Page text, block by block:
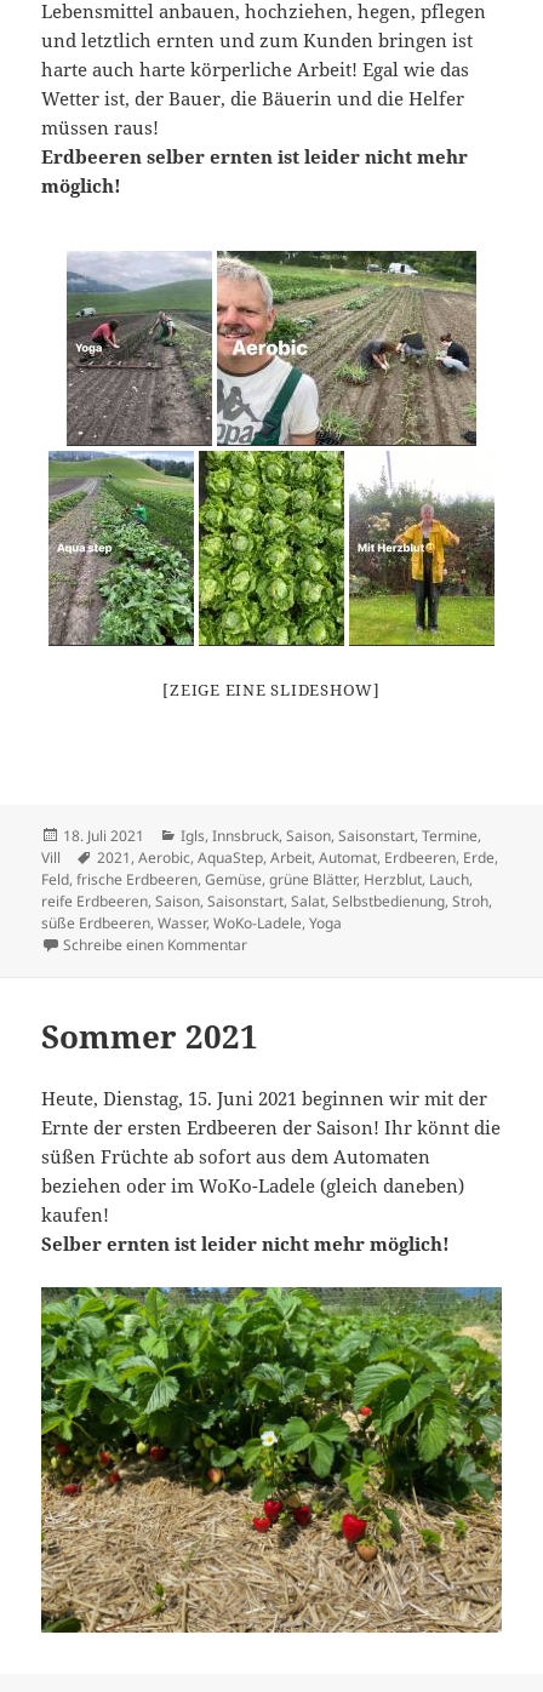
Lebensmittel anbauen, hochziehen, hegen, pflegen
und letztlich ernten und zum Kunden bringen ist
harte auch harte körperliche Arbeit! Egal wie das
Wetter ist, der Bauer, die Bäuerin und die Helfer
müssen raus!
Erdbeeren selber ernten ist leider nicht mehr
möglich!
[ZEIGE EINE SLIDESHOW]
Veröffentlicht
am
18. Juli 2021 Kategorien
Igls,Innsbruck,Saison,Saisonstart,Termine,
Vill
Schlagwörter
2021,Aerobic,AquaStep,Arbeit,Automat, Erdbeeren, Erde,
Feld,frische Erdbeeren,Gemüse,grüne Blätter, Herzblut, Lauch,
reife Erdbeeren,Saison,Saisonstart,Salat,Selbstbedienung,Stroh,
süße Erdbeeren,Wasser,WoKo-Ladele,Yoga
Schreibe einen Kommentarzu Juli 2021
Sommer 2021
Heute, Dienstag, 15. Juni 2021 beginnen wir mit der
Ernte der ersten Erdbeeren der Saison! Ihr könnt die
süßen Früchte ab sofort aus dem Automaten
beziehen oder im WoKo-Ladele (gleich daneben)
kaufen!
Selber ernten ist leider nicht mehr möglich!